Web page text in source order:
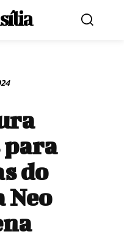
do
Neo